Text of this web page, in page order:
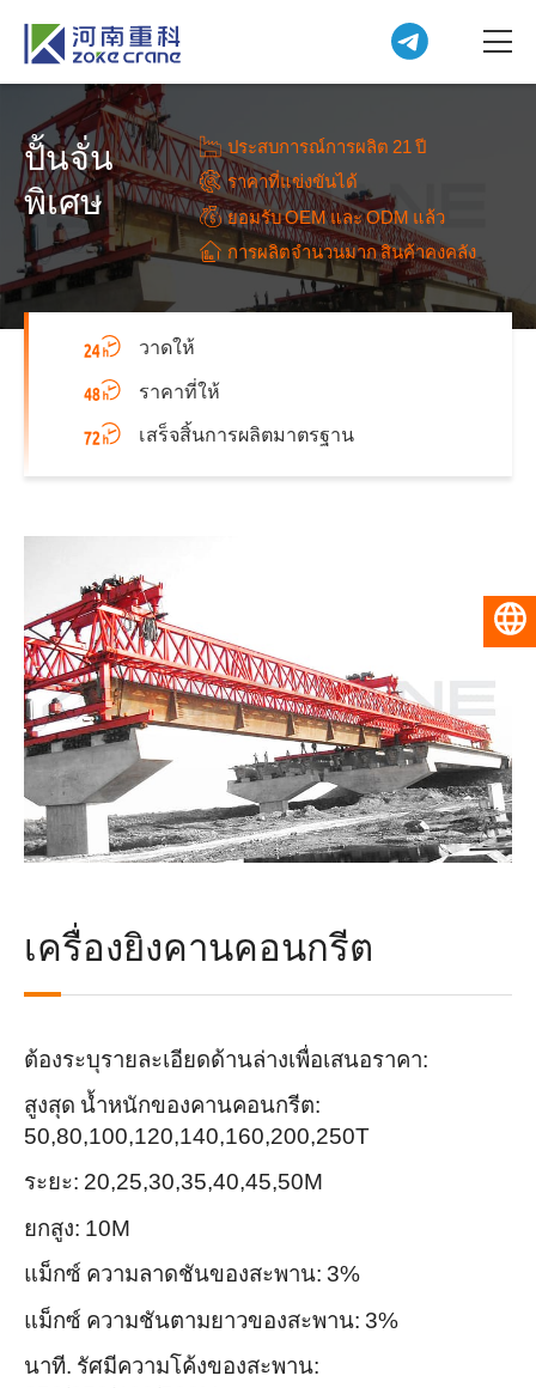
ปั้นจั่น
พิเศษ
ประสบการณ์การผลิต 21 ปี
ราคาที่แข่งขันได้
ยอมรับ OEM และ ODM แล้ว
การผลิตจำนวนมาก สินค้าคงคลัง
วาดให้
ราคาที่ให้
เสร็จสิ้นการผลิตมาตรฐาน
เครื่องยิงคานคอนกรีต
ต้องระบุรายละเอียดด้านล่างเพื่อเสนอราคา:
สูงสุด น้ำหนักของคานคอนกรีต:
50,80,100,120,140,160,200,250T
ระยะ: 20,25,30,35,40,45,50M
ยกสูง: 10M
แม็กซ์ ความลาดชันของสะพาน: 3%
แม็กซ์ ความชันตามยาวของสะพาน: 3%
นาที. รัศมีความโค้งของสะพาน:
ไทย